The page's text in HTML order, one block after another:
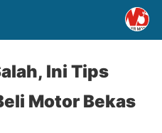
Ini Tips
Motor Bekas